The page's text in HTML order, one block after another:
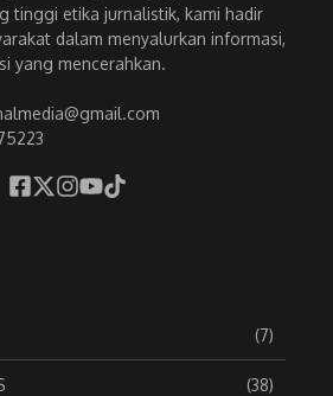
tinggi etika jurnalistik, kami hadir
dalam menyalurkan informasi,
yang mencerahkan.
(7)
(38)